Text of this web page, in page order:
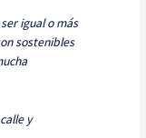
igual o más
sostenibles
y